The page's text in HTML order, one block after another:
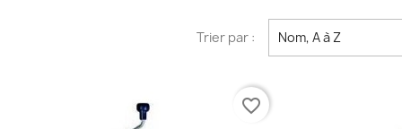
Trier par : Nom, A à Z
favorite_border